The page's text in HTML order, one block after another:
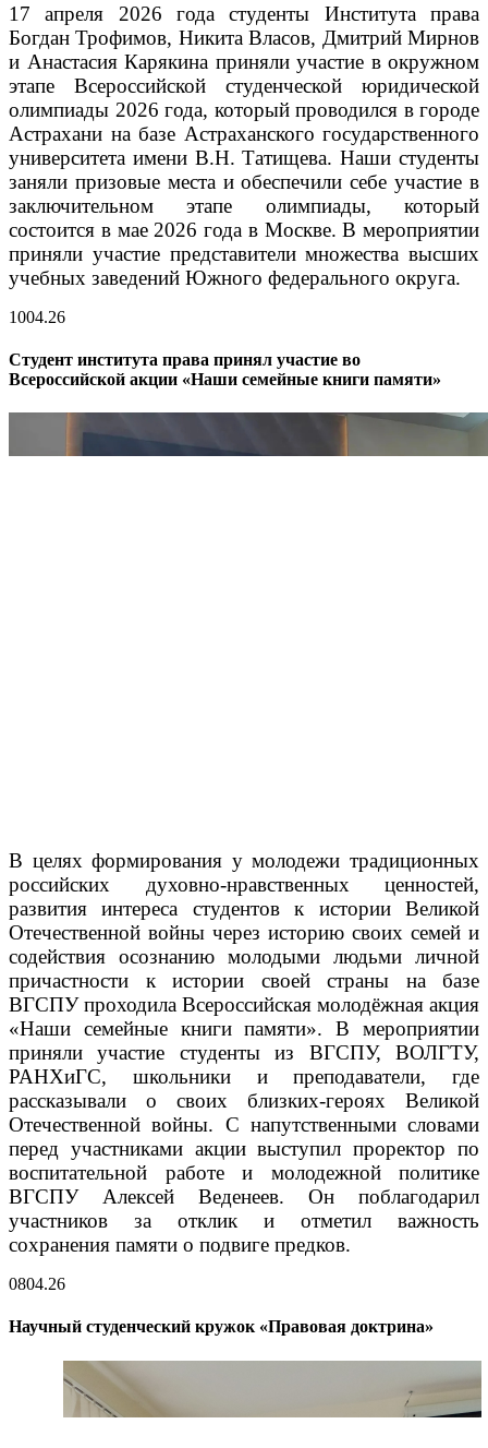
17 апреля 2026 года студенты Института права
Богдан Трофимов, Никита Власов, Дмитрий Мирнов
и Анастасия Карякина приняли участие в окружном
этапе Всероссийской студенческой юридической
олимпиады 2026 года, который проводился в городе
Астрахани на базе Астраханского государственного
университета имени В.Н. Татищева.Наши студенты
заняли призовые места и обеспечили себе участие в
заключительном этапе олимпиады, который
состоится в мае 2026 года в Москве. В мероприятии
приняли участие представители множества высших
учебных заведений Южного федерального округа.
1004.26
Студент института права принял участие во
Всероссийской акции «Наши семейные книги памяти»
В целях формирования у молодежи традиционных
российских духовно-нравственных ценностей,
развития интереса студентов к истории Великой
Отечественной войны через историю своих семей и
содействия осознанию молодыми людьми личной
причастности к истории своей страны на базе
ВГСПУ проходила Всероссийская молодёжная акция
«Наши семейные книги памяти». В мероприятии
приняли участие студенты из ВГСПУ, ВОЛГТУ,
РАНХиГС, школьники и преподаватели, где
рассказывали о своих близких-героях Великой
Отечественной войны. С напутственными словами
перед участниками акции выступил проректор по
воспитательной работе и молодежной политике
ВГСПУ Алексей Веденеев. Он поблагодарил
участников за отклик и отметил важность
сохранения памяти о подвиге предков.
0804.26
Научный студенческий кружок «Правовая доктрина»